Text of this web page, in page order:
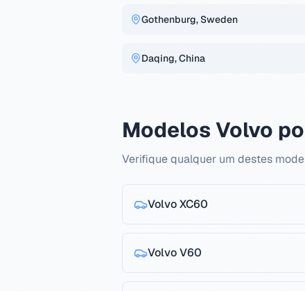
Gothenburg, Sweden
Daqing, China
Modelos Volvo
Verifique qualquer um destes
VolvoXC60
VolvoV60